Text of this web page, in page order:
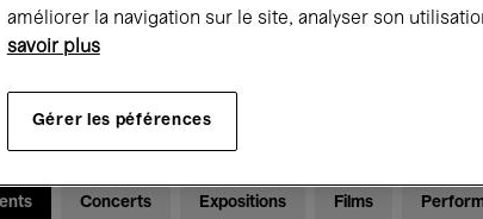
Jeudi 06 -
Concerts Expositions Films
améliorer la navigation sur le site, analyser son
savoir plus
Gérer les péférences